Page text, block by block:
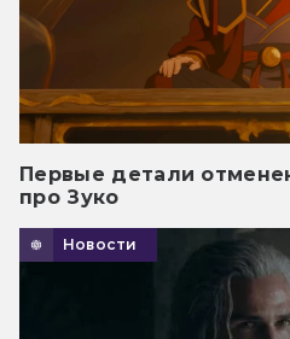
Первые детали
про Зуко
Новости